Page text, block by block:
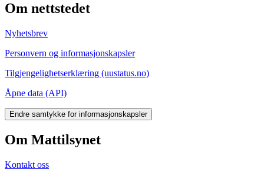
Om nettstedet
Nyhetsbrev
Personvern og informasjonskapsler
Tilgjengelighetserklæring (uustatus.no)
Åpne data (API)
Endre samtykke for informasjonskapsler
Om Mattilsynet
Kontakt oss